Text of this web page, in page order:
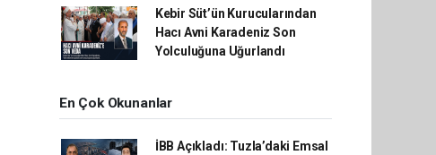
Kebir Süt’ün Kurucularından
Hacı Avni Karadeniz Son
Yolculuğuna Uğurlandı
En Çok Okunanlar
İBB Açıkladı: Tuzla’daki Emsal